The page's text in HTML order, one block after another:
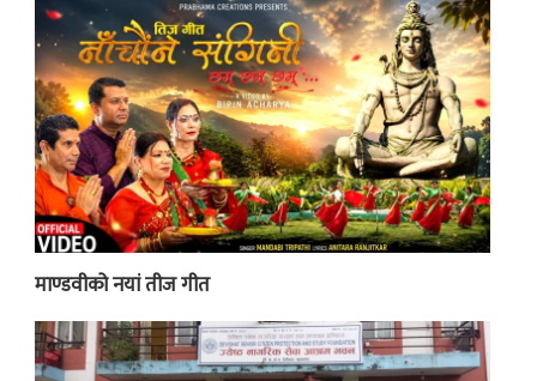
माण्डवीको नयां तीज गीत